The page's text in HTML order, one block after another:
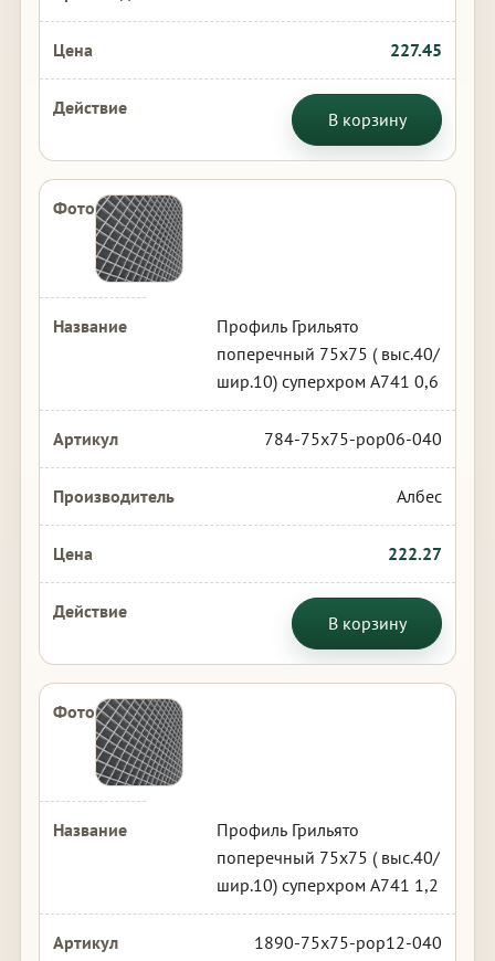
227.45
В корзину
Профиль Грильято
поперечный 75х75 ( выс.40/
шир.10) суперхром А741 0,6
784-75x75-pop06-040
Албес
222.27
В корзину
Профиль Грильято
поперечный 75х75 ( выс.40/
шир.10) суперхром А741 1,2
1890-75x75-pop12-040